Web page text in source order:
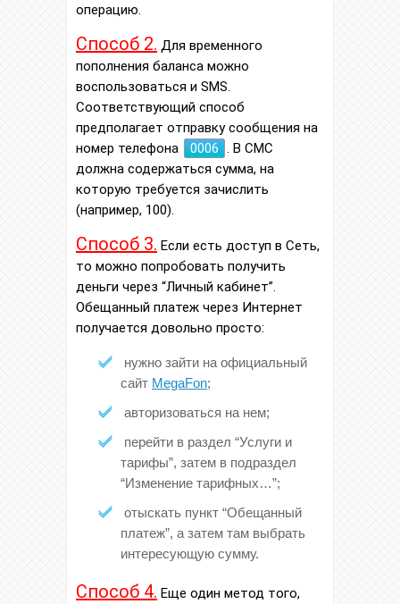
операцию.
Способ 2. Для временного
пополнения баланса можно
воспользоваться и SMS.
Соответствующий способ
предполагает отправку сообщения на
номер телефона
0006 . В СМС
должна содержаться сумма, на
которую требуется зачислить
(например, 100).
Способ 3. Если есть доступ в Сеть,
то можно попробовать получить
деньги через “Личный кабинет”.
Обещанный платеж через Интернет
получается довольно просто:
нужно зайти на официальный
сайт MegaFon;
авторизоваться на нем;
перейти в раздел “Услуги и
тарифы”, затем в подраздел
“Изменение тарифных…”;
отыскать пункт “Обещанный
платеж”, а затем там выбрать
интересующую сумму.
Способ 4. Еще один метод того,